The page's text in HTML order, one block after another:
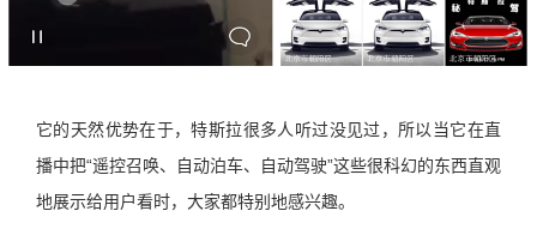
它的天然优势在于，特斯拉很多人听过没见过，所以当它在直
播中把“遥控召唤、自动泊车、自动驾驶”这些很科幻的东西直观
地展示给用户看时，大家都特别地感兴趣。